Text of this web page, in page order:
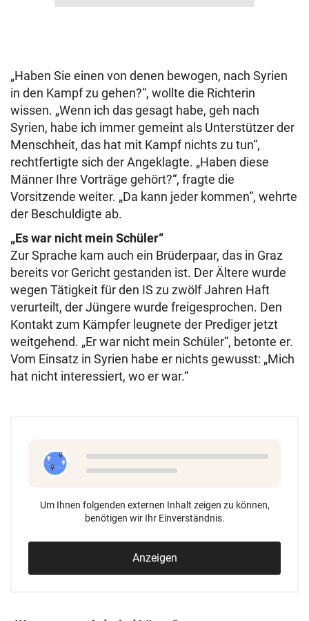
„Haben Sie einen von denen bewogen, nach Syrien
in den Kampf zu gehen?“, wollte die Richterin
wissen. „Wenn ich das gesagt habe, geh nach
Syrien, habe ich immer gemeint als Unterstützer der
Menschheit, das hat mit Kampf nichts zu tun“,
rechtfertigte sich der Angeklagte. „Haben diese
Männer Ihre Vorträge gehört?“, fragte die
Vorsitzende weiter. „Da kann jeder kommen“, wehrte
der Beschuldigte ab.
„Es war nicht mein Schüler“
Zur Sprache kam auch ein Brüderpaar, das in Graz
bereits vor Gericht gestanden ist. Der Ältere wurde
wegen Tätigkeit für den IS zu zwölf Jahren Haft
verurteilt, der Jüngere wurde freigesprochen. Den
Kontakt zum Kämpfer leugnete der Prediger jetzt
weitgehend. „Er war nicht mein Schüler“, betonte er.
Vom Einsatz in Syrien habe er nichts gewusst: „Mich
hat nicht interessiert, wo er war.“
Um Ihnen folgenden externen Inhalt zeigen zu können,
benötigen wir Ihr Einverständnis.
Anzeigen